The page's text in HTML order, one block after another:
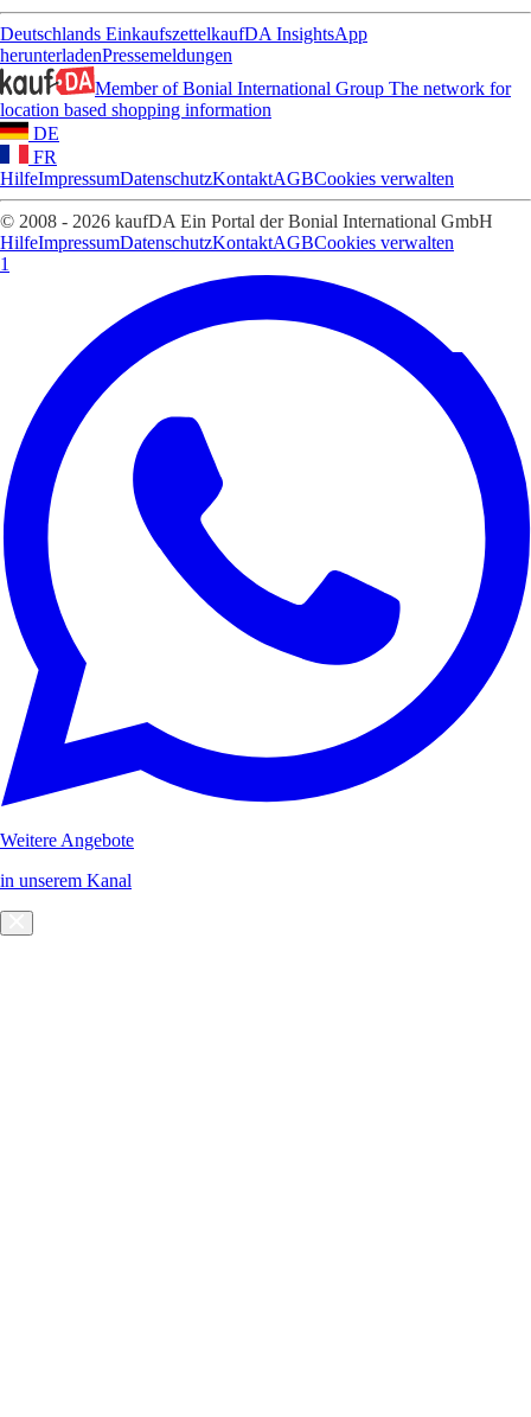
Deutschlands EinkaufszettelkaufDA InsightsApp
herunterladenPressemeldungen
Member of Bonial International Group The network for
location based shopping information
DE
FR
HilfeImpressumDatenschutzKontaktAGBCookies verwalten
© 2008 - 2026 kaufDA Ein Portal der Bonial International GmbH
HilfeImpressumDatenschutzKontaktAGBCookies verwalten
1
Weitere Angebote
in unserem Kanal